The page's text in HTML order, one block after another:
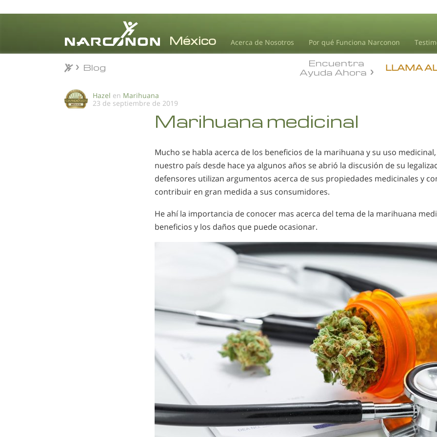
Acerca de Nosotros Por qué Funciona Narconon
LLAMA
Encuentra
Ayuda Ahora
Blog
Hazel en Marihuana
23 de septiembre de 2019
Marihuana medicinal
Mucho se habla acerca de los beneficios de la marihuana y su uso
nuestro país desde hace ya algunos años se abrió la discusión de su
defensores utilizan argumentos acerca de sus propiedades medicinales y
contribuir en gran medida a sus consumidores.
He ahí la importancia de conocer mas acerca del tema de la marihuana
beneficios y los daños que puede ocasionar.
Blog